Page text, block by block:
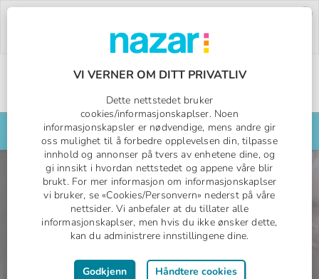
Bruk rabattkoden:PW26.
Nazar logo
Norges All Inclusive-spesialist
Søk din reise her
Nazar Collection
All Inclusive
1 uke med fly
Fra
9497,-
per person
VI VERNER OM DITT PRIVATLIV
Dette nettstedet bruker
cookies/informasjonskaplser. Noen
informasjonskapsler er nødvendige, mens andre gir
oss mulighet til å forbedre opplevelsen din, tilpasse
innhold og annonser på tvers av enhetene dine, og
gi innsikt i hvordan nettstedet og appene våre blir
brukt. For mer informasjon om informasjonskaplser
vi bruker, se «Cookies/Personvern» nederst på våre
nettsider. Vi anbefaler at du tillater alle
informasjonskaplser, men hvis du ikke ønsker dette,
kan du administrere innstillingene dine.
Godkjenn Håndtere cookies